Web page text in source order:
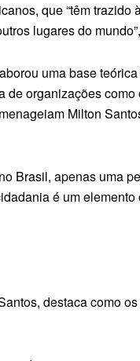
que “têm trazido
lugares do
uma base
de organizações
Milton
Brasil, apenas uma
é um
destaca como